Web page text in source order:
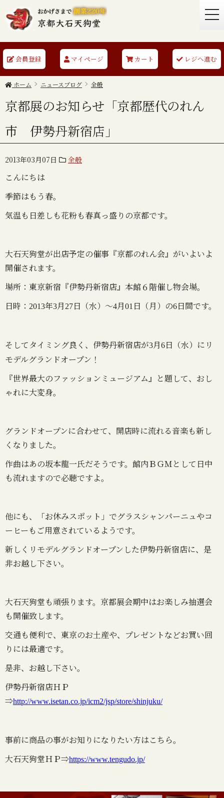
会員登録 マイページ カート レジへ進む
ホーム ニュースブログ 全般
京都展のお知らせ「京都歴代のれん
市 伊勢丹新宿店」
2013年03月07日 全般
こんにちは
季節はもう春。
気温も日差しも花粉も春真っ盛りの京都です。
大石天狗堂が出店予定の催事『京都のれん会』がいよいよ
開催されます。
場所：東京新宿『伊勢丹新宿店』本館６階催し物会場。
日時： 2013年3月 27日（水）～4月01 日（月）の6日間です。
そしてタイミング良く、伊勢丹新宿店が3月6日（水）にリ
モデルグランドオープン！
『世界最大のファッションミュージアム』と題して、おし
ゃれに大変身。
グランドオープンに合わせて、開店時に流れる音楽も新し
くなりました。
作曲はあの坂本龍一氏だそうです。館内ＢＧＭとして日中
も流れますので必聴ですよ。
他にも、「お休みスポット」でグラスシャンパーニュやコ
ーヒーもご用意されているようです。
新しくリモデルグランドオープンした伊勢丹新宿店に、是
非お越し下さい。
大石天狗堂も頑張ります。京都展会期中はお楽しみ抽選会
も開催致します。
交通も便利で、東京のお土産や、プレゼントなどお買い回
りには最適です。
是非、お越し下さい。
伊勢丹新宿店ＨＰ
⇒http://www.isetan.co.jp/icm2/jsp/store/shinjuku/
事前に商品の事がお知りになりたい方はこちら。
大石天狗堂ＨＰ⇒https://www.tengudo.jp/